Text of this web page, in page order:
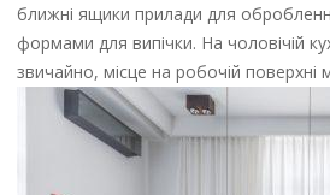
ближні ящики прилади для
формами для випічки. На чоловічій
звичайно, місце на робочій